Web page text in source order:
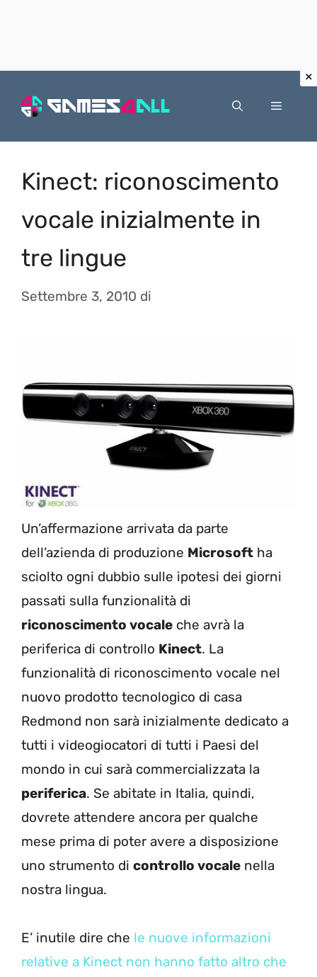
Menu
Kinect: riconoscimento
vocale inizialmente in
tre lingue
Settembre 3, 2010 di
Un’affermazione arrivata da parte
dell’azienda di produzione Microsoft ha
sciolto ogni dubbio sulle ipotesi dei giorni
passati sulla funzionalità di
riconoscimento vocale che avrà la
periferica di controllo Kinect. La
funzionalità di riconoscimento vocale nel
nuovo prodotto tecnologico di casa
Redmond non sarà inizialmente dedicato a
tutti i videogiocatori di tutti i Paesi del
mondo in cui sarà commercializzata la
periferica. Se abitate in Italia, quindi,
dovrete attendere ancora per qualche
mese prima di poter avere a disposizione
uno strumento di controllo vocale nella
nostra lingua.
E’ inutile dire che le nuove informazioni
relative a Kinect non hanno fatto altro che